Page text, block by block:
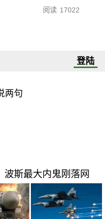
阅读 17022
登陆
两句
斯最大内鬼刚落网